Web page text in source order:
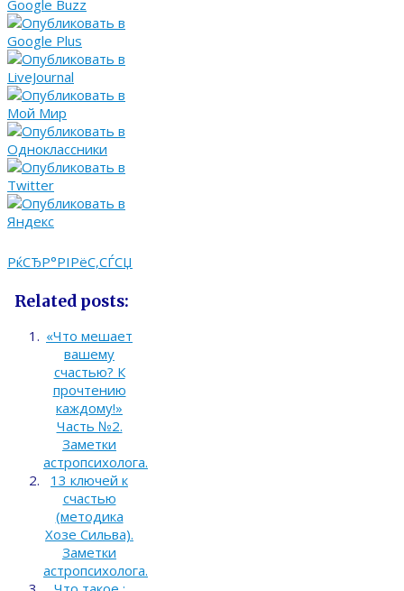
РќСЂР°РІРёС‚СЃСЏ
Related posts:
«Что мешает
вашему
счастью? К
прочтению
каждому!»
Часть №2.
Заметки
астропсихолога.
13 ключей к
счастью
(методика
Хозе Сильва).
Заметки
астропсихолога.